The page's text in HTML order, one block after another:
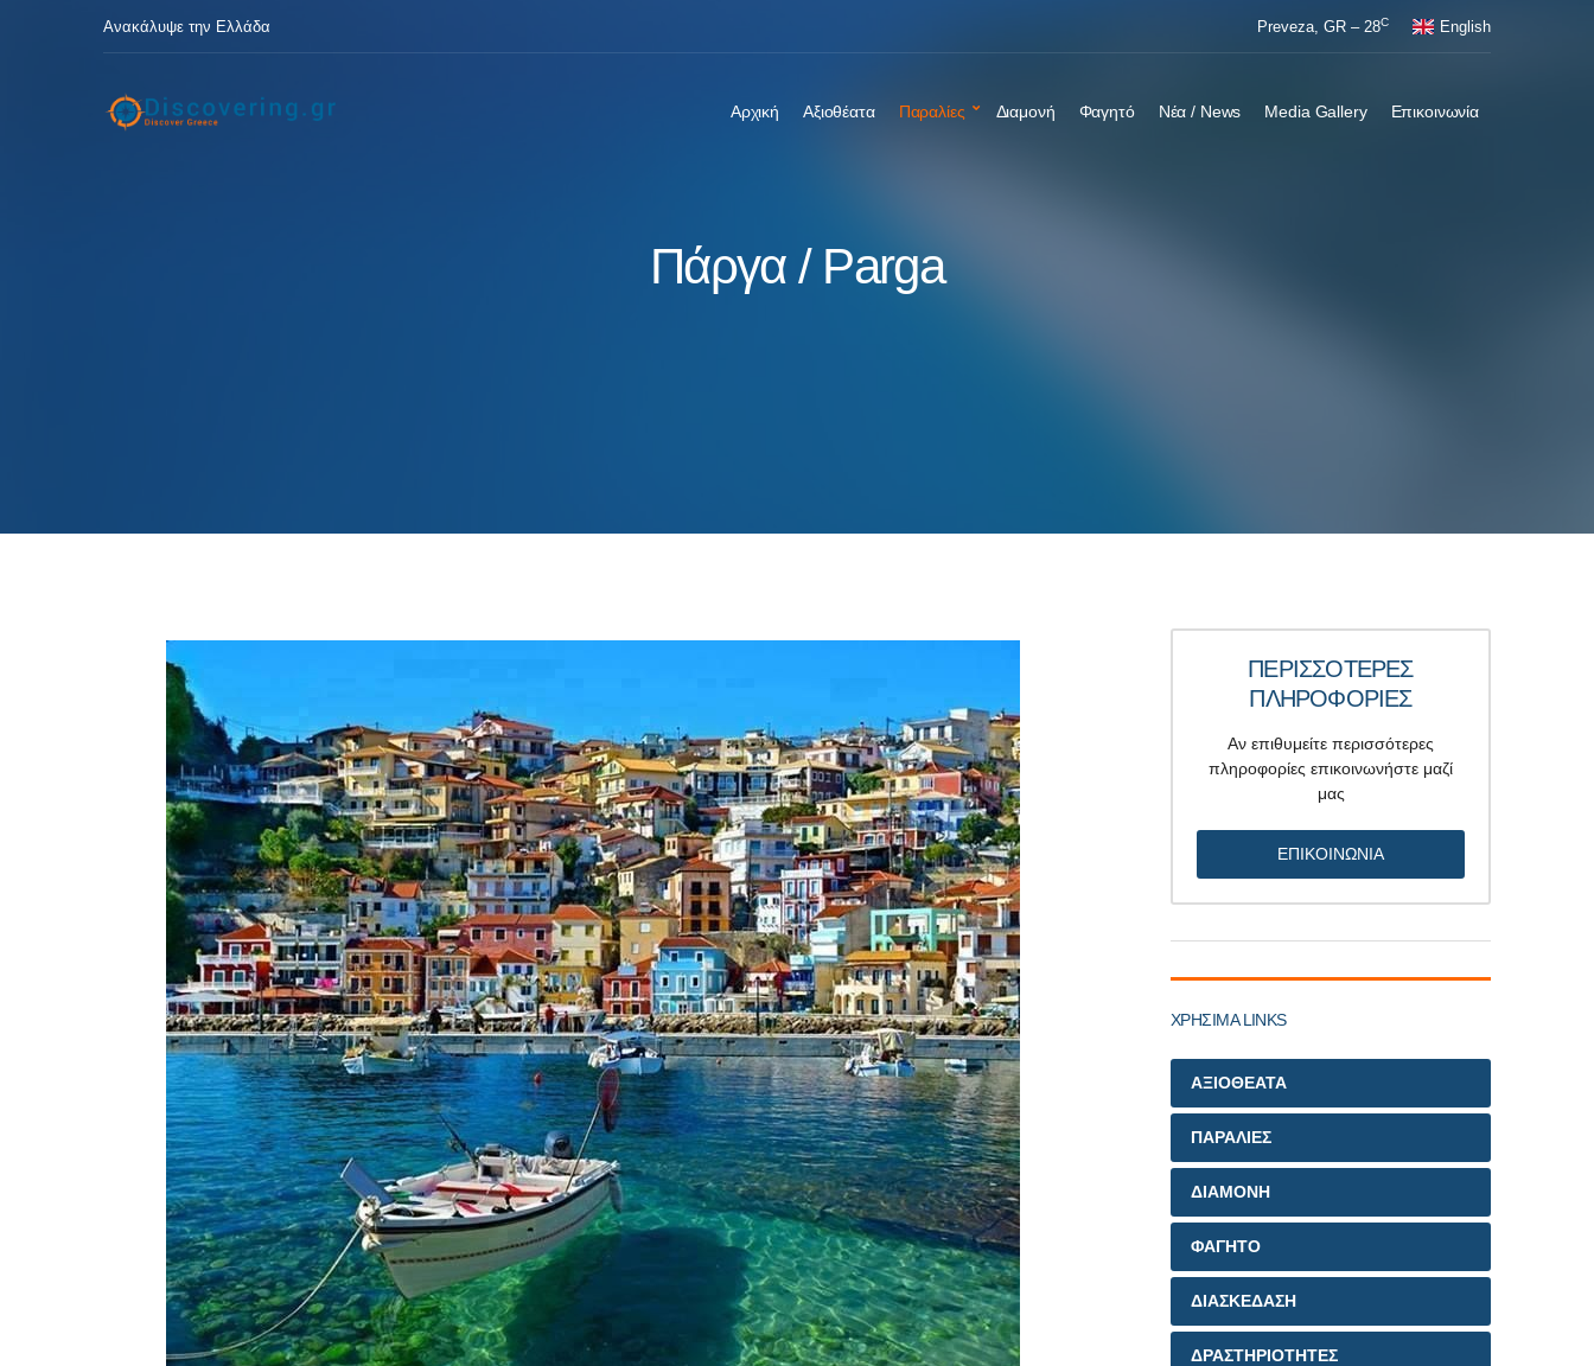
Ανακάλυψε την Ελλάδα Preveza, GR – 28C English
Αρχική Αξιοθέατα Παραλίες Διαμονή Φαγητό Νέα / News Media Gallery Επικοινωνία
Πάργα / Parga
ΠΕΡΙΣΣΟΤΕΡΕΣ
ΠΛΗΡΟΦΟΡΙΕΣ
Αν επιθυμείτε περισσότερες
πληροφορίες επικοινωνήστε μαζί
μας
ΕΠΙΚΟΙΝΩΝΙΑ
ΧΡΗΣΙΜΑ LINKS
ΑΞΙΟΘΕΑΤΑ
ΠΑΡΑΛΙΕΣ
ΔΙΑΜΟΝΗ
ΦΑΓΗΤΟ
ΔΙΑΣΚΕΔΑΣΗ
ΔΡΑΣΤΗΡΙΟΤΗΤΕΣ